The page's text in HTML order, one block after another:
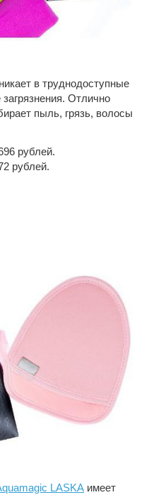
в труднодоступные
Отлично
пыль, грязь, волосы
рублей.
рублей.
LASKA имеет